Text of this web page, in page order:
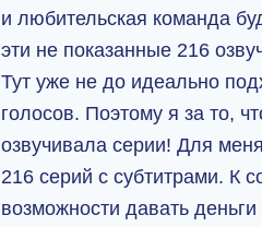
и любительская команда
эти не показанные 216
Тут уже не до идеально
голосов. Поэтому я за то,
озвучивала серии! Для
216 серий с субтитрами. К
возможности давать